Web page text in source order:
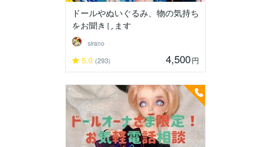
ドールやぬいぐるみ、物の気持ち
をお聞きします
sirano
5.0 (293) 4,500円